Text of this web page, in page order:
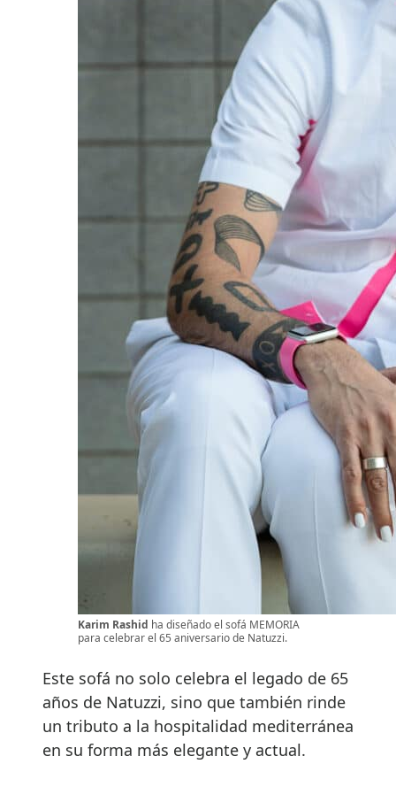
Karim Rashid ha diseñado el sofá MEMORIA
para celebrar el 65 aniversario de Natuzzi.
Este sofá no solo celebra el legado de 65
años de Natuzzi, sino que también rinde
un tributo a la hospitalidad mediterránea
en su forma más elegante y actual.